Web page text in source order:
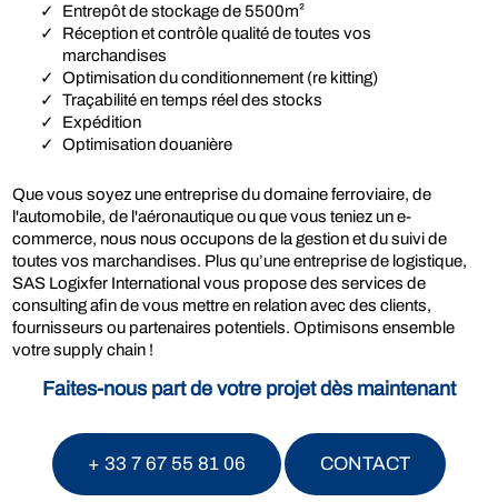
Entrepôt de stockage de 5500m²
Réception et contrôle qualité de toutes vos
marchandises
Optimisation du conditionnement (re kitting)
Traçabilité en temps réel des stocks
Expédition
Optimisation douanière
Que vous soyez une entreprise du domaine ferroviaire, de
l'automobile, de l'aéronautique ou que vous teniez un e-
commerce, nous nous occupons de la gestion et du suivi de
toutes vos marchandises. Plus qu’une entreprise de logistique,
SAS Logixfer International vous propose des services de
consulting afin de vous mettre en relation avec des clients,
fournisseurs ou partenaires potentiels. Optimisons ensemble
votre supply chain !
Faites-nous part de votre projet dès maintenant
+ 33 7 67 55 81 06 CONTACT